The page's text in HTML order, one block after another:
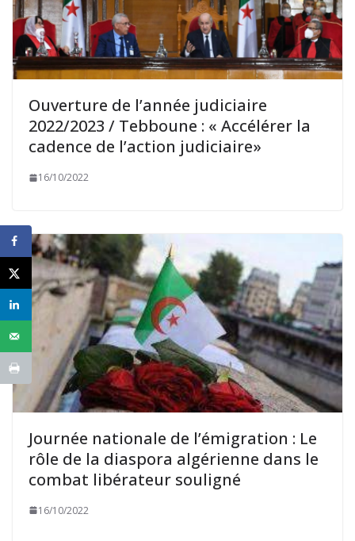
Ouverture de l’année judiciaire
2022/2023 / Tebboune : « Accélérer la
cadence de l’action judiciaire»
16/10/2022
Journée nationale de l’émigration : Le
rôle de la diaspora algérienne dans le
combat libérateur souligné
16/10/2022